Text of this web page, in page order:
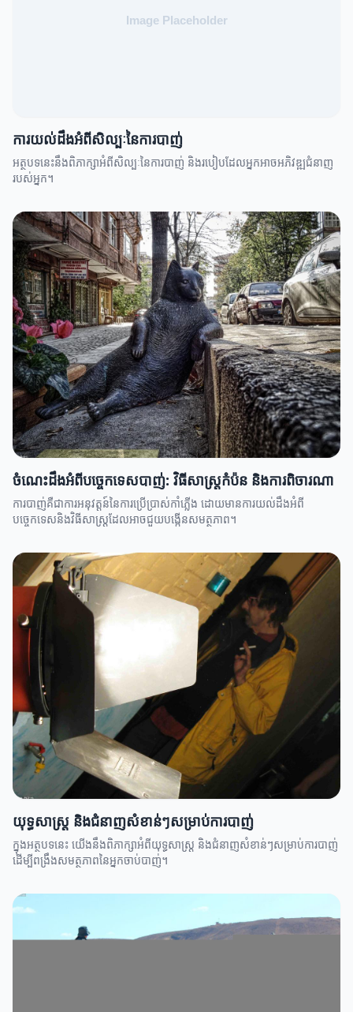
ការយល់ដឹងអំពីសិល្បៈនៃការបាញ់
អត្ថបទនេះនឹងពិភាក្សាអំពីសិល្បៈនៃការបាញ់ និងរបៀបដែលអ្នកអាចអភិវឌ្ឍជំនាញ
របស់អ្នក។
ចំណេះដឹងអំពីបច្ចេកទេសបាញ់: វិធីសាស្ត្រកំប៉ន និងការពិចារណា
ការបាញ់គឺជាការអនុវត្តន៍នៃការប្រើប្រាស់កាំភ្លើង ដោយមានការយល់ដឹងអំពី
បច្ចេកទេសនិងវិធីសាស្ត្រដែលអាចជួយបង្កើនសមត្ថភាព។
យុទ្ធសាស្ត្រ និងជំនាញសំខាន់ៗសម្រាប់ការបាញ់
ក្នុងអត្ថបទនេះ យើងនឹងពិភាក្សាអំពីយុទ្ធសាស្ត្រ និងជំនាញសំខាន់ៗសម្រាប់ការបាញ់
ដើម្បីពង្រឹងសមត្ថភាពនៃអ្នកចាប់បាញ់។